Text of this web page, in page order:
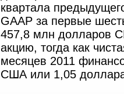
квартала
GAAP за первые
457,8 млн долларов
акцию, тогда как
месяцев 2011
США или 1,05